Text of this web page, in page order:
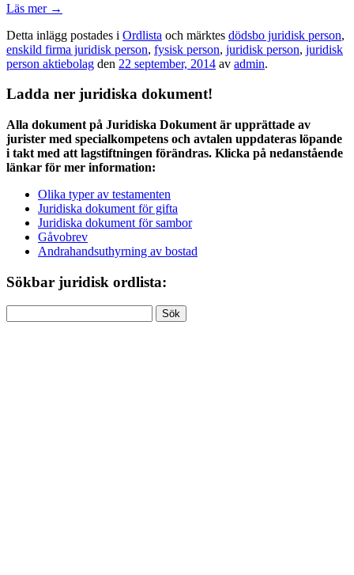
Läs mer →
Detta inlägg postades i Ordlista och märktes dödsbo juridisk person,
enskild firma juridisk person, fysisk person, juridisk person, juridisk
person aktiebolag den 22 september, 2014 av admin.
Ladda ner juridiska dokument!
Alla dokument på Juridiska Dokument är upprättade av
jurister med specialkompetens och avtalen uppdateras löpande
i takt med att lagstiftningen förändras. Klicka på nedanstående
länkar för mer information:
Olika typer av testamenten
Juridiska dokument för gifta
Juridiska dokument för sambor
Gåvobrev
Andrahandsuthyrning av bostad
Sökbar juridisk ordlista:
efter: